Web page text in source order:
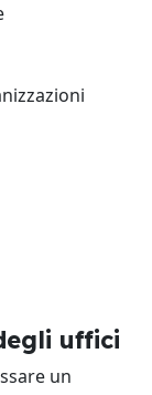
uffici
un